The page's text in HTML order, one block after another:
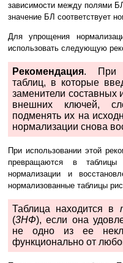
зависимости между полями
значение БЛ соответствует
Для упрощения
использовать следующую
Рекомендация. При
таблиц, в которые
заменители составных
внешних ключей,
подменять их на
нормализации снова
При использовании этой
превращаются в
нормализации и
нормализованные таблицы
Таблица находится в
(3НФ), если она
не одно из ее
функционально от